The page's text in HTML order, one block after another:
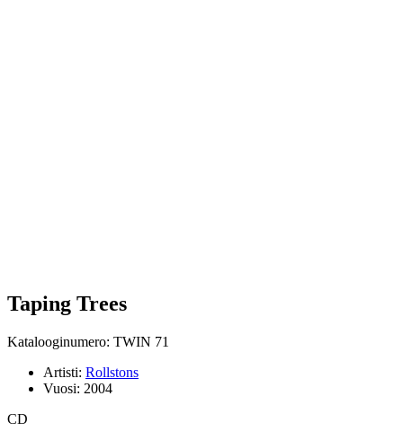
Taping Trees
Katalooginumero: TWIN 71
Artisti: Rollstons
Vuosi: 2004
CD